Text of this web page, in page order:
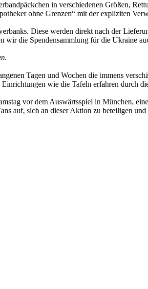
in verschiedenen Größen,
ohne Grenzen“ mit der expliziten
Diese werden direkt nach der
wir die Spendensammlung für die Ukraine
Tagen und Wochen die immens
wie die Tafeln erfahren durch
vor dem Auswärtsspiel in München,
auf, sich an dieser Aktion zu beteiligen